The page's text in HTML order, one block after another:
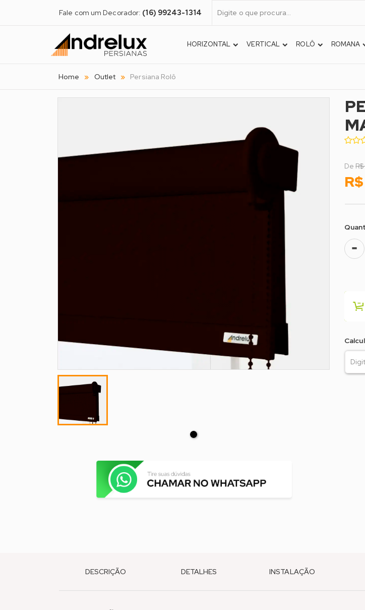
Fale com um Decorador: (16) 99243-1314
HORIZONTAL VERTICAL ROLÔ ROMANA
Home Outlet Persiana Rolô
De
-
DESCRIÇÃO DETALHES INSTALAÇÃO